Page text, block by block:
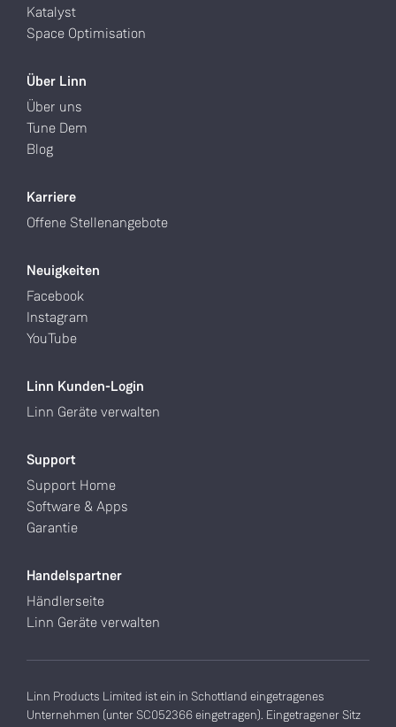
Katalyst
Space Optimisation
Über Linn
Über uns
Tune Dem
Blog
Karriere
Offene Stellenangebote
Neuigkeiten
Facebook
Instagram
YouTube
Linn Kunden-Login
Linn Geräte verwalten
Support
Support Home
Software & Apps
Garantie
Handelspartner
Händlerseite
Linn Geräte verwalten
Linn Products Limited ist ein in Schottland eingetragenes
Unternehmen (unter SC052366 eingetragen). Eingetragener Sitz